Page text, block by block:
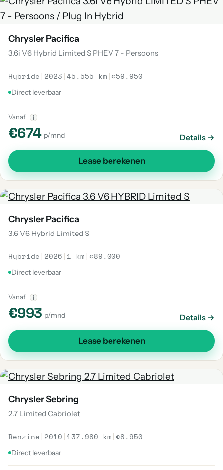
Chrysler Pacifica
3.6i V6 Hybrid Limited S PHEV 7 - Persoons
Hybride | 2023 |45.555 km |€59.950
Direct leverbaar
Vanaf i
€674 p/mnd Details →
Lease berekenen
Chrysler Pacifica
3.6 V6 Hybrid Limited S
Hybride | 2026 | 1 km |€89.000
Direct leverbaar
Vanaf i
€993 p/mnd Details →
Lease berekenen
Chrysler Sebring
2.7 Limited Cabriolet
Benzine | 2010 | 137.980 km |€8.950
Direct leverbaar